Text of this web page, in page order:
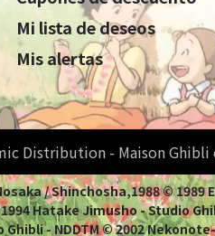
Mi lista de deseos
Mis alertas
Distribution - Maison Ghibli
/ Shinchosha,1988 ©
Hatake Jimusho - Studio
- NDDTM © 2002